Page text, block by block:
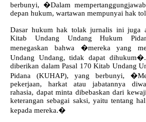
berbunyi, �Dalam
depan hukum, wartawan mempunyai hak
Dasar hukum hak tolak jurnalis ini juga
Kitab Undang Undang Hukum
menegaskan bahwa �mereka yang
Undang Undang, tidak dapat
diberikan dalam Pasal 170 Kitab Undang
Pidana (KUHAP), yang berbunyi,
pekerjaan, harkat atau jabatannya
rahasia, dapat minta dibebaskan dari
keterangan sebagai saksi, yaitu tentang
kepada mereka.�